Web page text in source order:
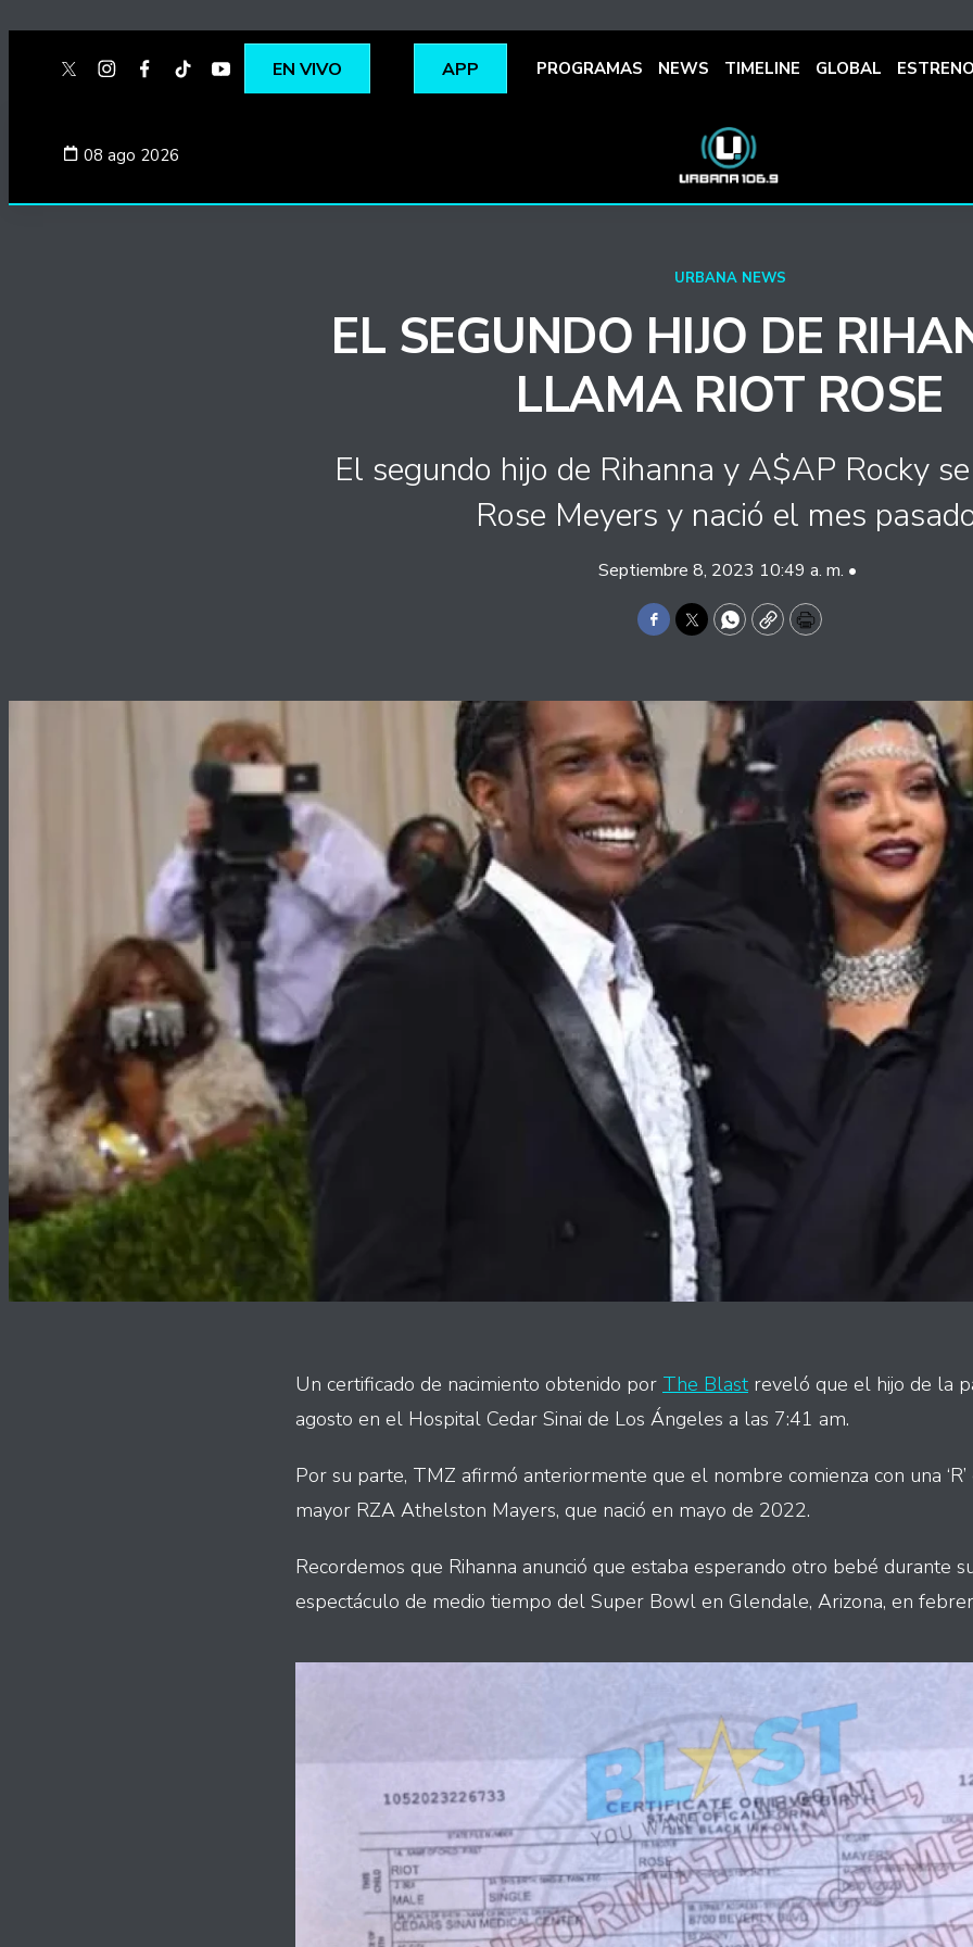
twitterinstagram
facebook
tiktokyoutubespotify
EN VIVO APP PROGRAMAS NEWS TIMELINE GLOBAL
08 ago 2026
URBANA NEWS
EL SEGUNDO HIJO DE
LLAMA RIOT ROSE
El segundo hijo de Rihanna y A$AP Rocky
Rose Meyers y nació el mes
Septiembre 8, 2023 10:49 a. m. •
Facebook
TwitterWhatsApp
CopyPrint
Un certificado de nacimiento obtenido por The Blast reveló que el hijo de la
agosto en el Hospital Cedar Sinai de Los Ángeles a las 7:41 am.
Por su parte, TMZ afirmó anteriormente que el nombre comienza con una
mayor RZA Athelston Mayers, que nació en mayo de 2022.
Recordemos que Rihanna anunció que estaba esperando otro bebé durante
espectáculo de medio tiempo del Super Bowl en Glendale, Arizona, en